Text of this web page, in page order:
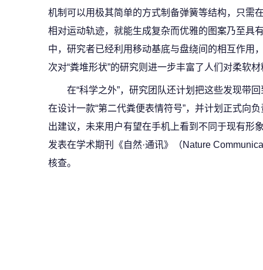
机制可以用极其简单的方式制备弹簧等结构，只需
相对运动轨迹，就能生成复杂而优雅的图案乃至具
中，研究者已经利用移动基底与盘绕间的相互作用
次对“粪堆形状”的研究则进一步丰富了人们对柔软
在“科学之外”，研究团队还计划把这些发现带
在设计一款“第二代粪便表情符号”，并计划正式向
出建议，未来用户有望在手机上看到不同于现有形
发表在学术期刊《自然·通讯》（Nature
核查。